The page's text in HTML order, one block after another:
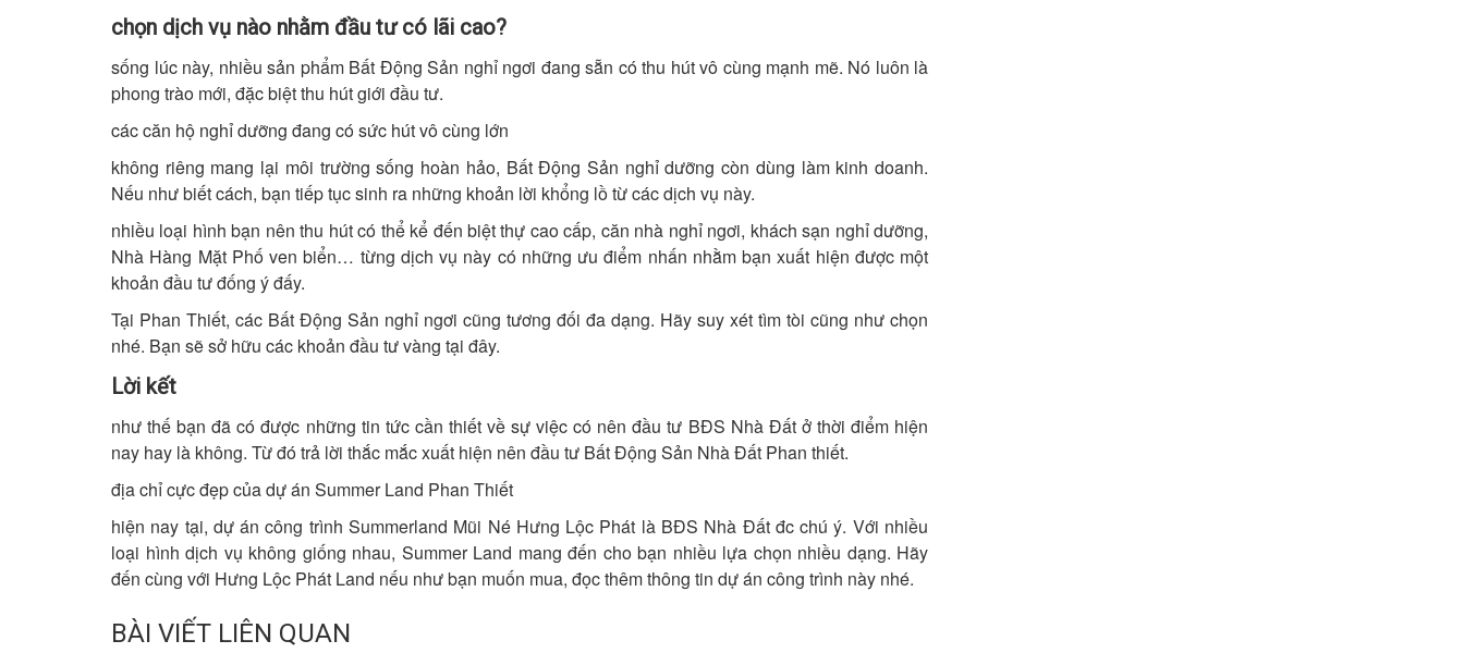
chọn dịch vụ nào nhằm đầu tư có lãi cao?
sống lúc này, nhiều sản phẩm Bất Động Sản nghỉ ngơi đang sẵn có thu hút vô cùng mạnh mẽ. Nó luôn là
phong trào mới, đặc biệt thu hút giới đầu tư.
các căn hộ nghỉ dưỡng đang có sức hút vô cùng lớn
không riêng mang lại môi trường sống hoàn hảo, Bất Động Sản nghỉ dưỡng còn dùng làm kinh doanh.
Nếu như biết cách, bạn tiếp tục sinh ra những khoản lời khổng lồ từ các dịch vụ này.
nhiều loại hình bạn nên thu hút có thể kể đến biệt thự cao cấp, căn nhà nghỉ ngơi, khách sạn nghỉ dưỡng,
Nhà Hàng Mặt Phố ven biển… từng dịch vụ này có những ưu điểm nhấn nhằm bạn xuất hiện được một
khoản đầu tư đống ý đấy.
Tại Phan Thiết, các Bất Động Sản nghỉ ngơi cũng tương đối đa dạng. Hãy suy xét tìm tòi cũng như chọn
nhé. Bạn sẽ sở hữu các khoản đầu tư vàng tại đây.
Lời kết
như thế bạn đã có được những tin tức cần thiết về sự việc có nên đầu tư BĐS Nhà Đất ở thời điểm hiện
nay hay là không. Từ đó trả lời thắc mắc xuất hiện nên đầu tư Bất Động Sản Nhà Đất Phan thiết.
địa chỉ cực đẹp của dự án Summer Land Phan Thiết
hiện nay tại, dự án công trình Summerland Mũi Né Hưng Lộc Phát là BĐS Nhà Đất đc chú ý. Với nhiều
loại hình dịch vụ không giống nhau, Summer Land mang đến cho bạn nhiều lựa chọn nhiều dạng. Hãy
đến cùng với Hưng Lộc Phát Land nếu như bạn muốn mua, đọc thêm thông tin dự án công trình này nhé.
BÀI VIẾT LIÊN QUAN